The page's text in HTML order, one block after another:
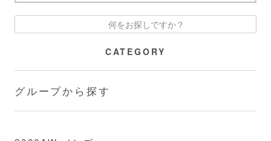
CATEGORY
グループから探す